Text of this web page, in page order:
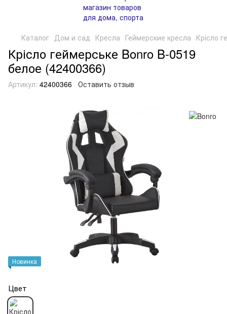
Каталог Дом и сад Кресла Геймерские кресла Крісло
Крісло геймерське Bonro B-0519
белое (42400366)
Артикул: 42400366 Оставить отзыв
Новинка
Цвет